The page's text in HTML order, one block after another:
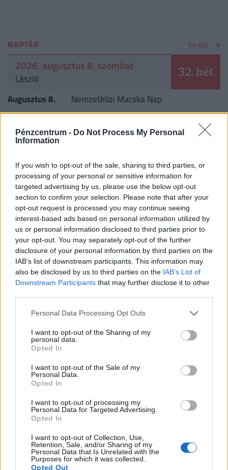
Pénzcentrum - Do Not Process My Personal
Information
If you wish to opt-out of the sale, sharing to third parties, or
processing of your personal or sensitive information for
targeted advertising by us, please use the below opt-out
section to confirm your selection. Please note that after your
opt-out request is processed you may continue seeing
interest-based ads based on personal information utilized by
us or personal information disclosed to third parties prior to
your opt-out. You may separately opt-out of the further
disclosure of your personal information by third parties on the
IAB’s list of downstream participants. This information may
also be disclosed by us to third parties on the IAB’s List of
Downstream Participants that may further disclose it to other
Personal Data Processing Opt Outs
I want to opt-out of the Sharing of my
personal data.
Opted In
I want to opt-out of the Sale of my
Personal Data.
Opted In
I want to opt-out of processing my
Personal Data for Targeted Advertising.
Opted In
I want to opt-out of Collection, Use,
Retention, Sale, and/or Sharing of my
Personal Data that Is Unrelated with the
Purposes for which it was collected.
Opted Out
NAPTÁR Tovább
2026. augusztus 8. szombat
László 32. hét
Augusztus 8. Nemzetközi Macska Nap
CÍMLAPRÓL AJÁNLJUK
2026. augusztus 8.
Ezért a kutyáért ma már egy használt autó
árát is elkérik: ennyiért veszik a magyarok a
legnépszerűbb fajtákat 2026-ban
2026. augusztus 7.
Újabb rezsicsökkentés élesedik 2026 őszén:
háztulaj, aki most kivár?
Mennyibe kerül a jogosítvány 2026-ban?
Vezetői engedély megszerzésének menete, ára
2026. augusztus 8.
Ennyit keres egy motoros ételfutár egyetlen
hét alatt 2026-ban Budapesten: főállásban is